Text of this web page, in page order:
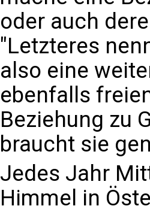
oder auch
"Letzteres
also eine
ebenfalls
Beziehung zu
braucht sie
Jedes Jahr
Himmel in